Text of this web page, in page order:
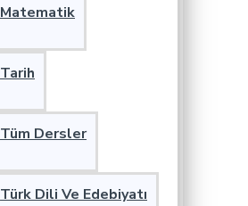
Matematik
Tarih
Tüm Dersler
Türk Dili Ve Edebiyatı